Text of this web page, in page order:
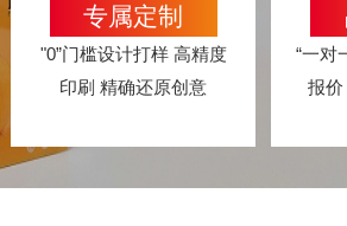
专属定制
"0”门槛设计打样 高精度
印刷 精确还原创意
“一对
报